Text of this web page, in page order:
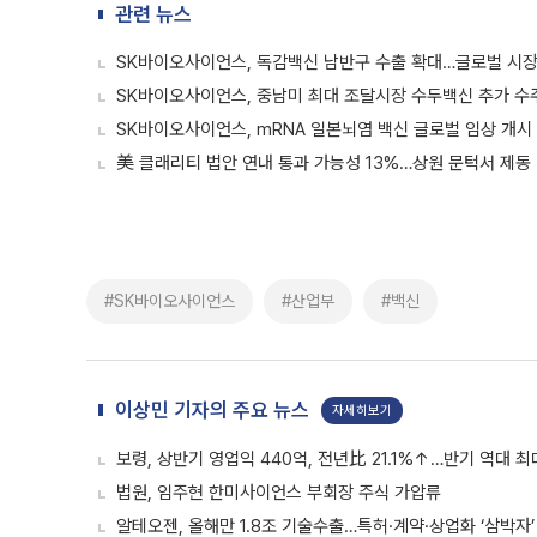
관련 뉴스
SK바이오사이언스, 독감백신 남반구 수출 확대…글로벌 시
SK바이오사이언스, 중남미 최대 조달시장 수두백신 추가 수
SK바이오사이언스, mRNA 일본뇌염 백신 글로벌 임상 개시
美 클래리티 법안 연내 통과 가능성 13%…상원 문턱서 제동
#SK바이오사이언스 #산업부 #백신
이상민 기자의 주요 뉴스 자세히보기
보령, 상반기 영업익 440억, 전년比 21.1%↑…반기 역대 최
법원, 임주현 한미사이언스 부회장 주식 가압류
알테오젠, 올해만 1.8조 기술수출…특허·계약·상업화 ‘삼박자’